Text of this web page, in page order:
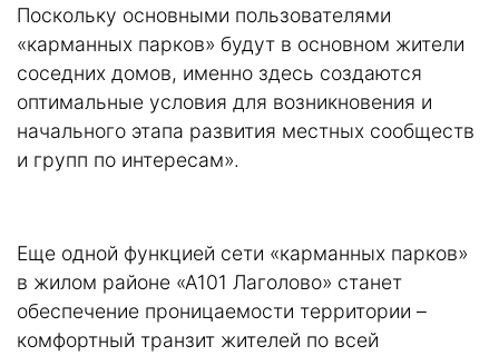
Поскольку основными пользователями
«карманных парков» будут в основном жители
соседних домов, именно здесь создаются
оптимальные условия для возникновения и
начального этапа развития местных сообществ
и групп по интересам».
Еще одной функцией сети «карманных парков»
в жилом районе «А101 Лаголово» станет
обеспечение проницаемости территории –
комфортный транзит жителей по всей